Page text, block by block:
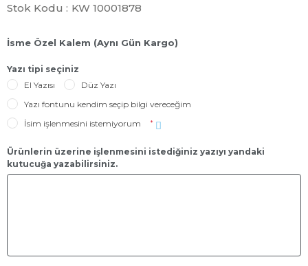
Stok Kodu : KW 10001878
İsme Özel Kalem (Aynı Gün Kargo)
Yazı tipi seçiniz
El Yazısı
Düz Yazı
Yazı fontunu kendim seçip bilgi vereceğim
İsim işlenmesini istemiyorum
*
Ürünlerin üzerine işlenmesini istediğiniz yazıyı yandaki
kutucuğa yazabilirsiniz.